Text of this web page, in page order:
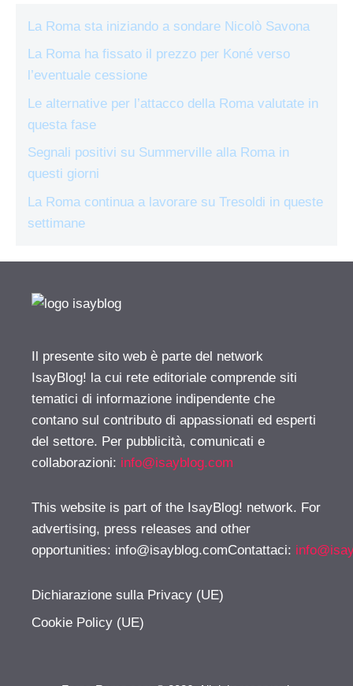
La Roma sta iniziando a sondare Nicolò Savona
La Roma ha fissato il prezzo per Koné verso
l’eventuale cessione
Le alternative per l’attacco della Roma valutate in
questa fase
Segnali positivi su Summerville alla Roma in
questi giorni
La Roma continua a lavorare su Tresoldi in queste
settimane
Il presente sito web è parte del network
IsayBlog! la cui rete editoriale comprende siti
tematici di informazione indipendente che
contano sul contributo di appassionati ed esperti
del settore. Per pubblicità, comunicati e
collaborazioni: info@isayblog.com
This website is part of the IsayBlog! network. For
advertising, press releases and other
opportunities: info@isayblog.comContattaci:
Dichiarazione sulla Privacy (UE)
Cookie Policy (UE)